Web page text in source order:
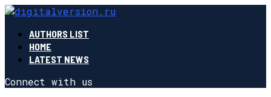
AUTHORS LIST
HOME
LATEST NEWS
Connect with us